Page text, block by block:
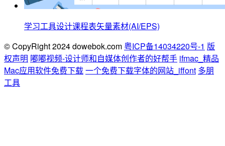
学习工具设计课程表矢量素材(AI/EPS)
© CopyRight 2024 dowebok.com 粤ICP备14034220号-1 版
权声明 嘟嘟视频-设计师和自媒体创作者的好帮手 ifmac_精品
Mac应用软件免费下载一个免费下载字体的网站_iffont 多朋
工具